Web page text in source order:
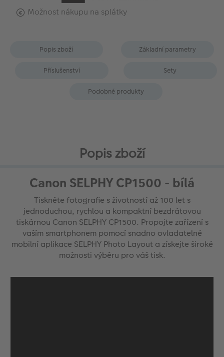
Možnost nákupu na splátky
Popis zboží Základní parametry
Příslušenství Sety
Podobné produkty
Popis zboží
Canon SELPHY CP1500 - bílá
Tiskněte fotografie s životností až 100 let s
jednoduchou, rychlou a kompaktní bezdrátovou
tiskárnou Canon SELPHY CP1500. Propojte zařízení s
vaším smartphonem pomocí snadno ovladatelné
mobilní aplikace SELPHY Photo Layout a získejte široké
možnosti výběru pro váš tisk.